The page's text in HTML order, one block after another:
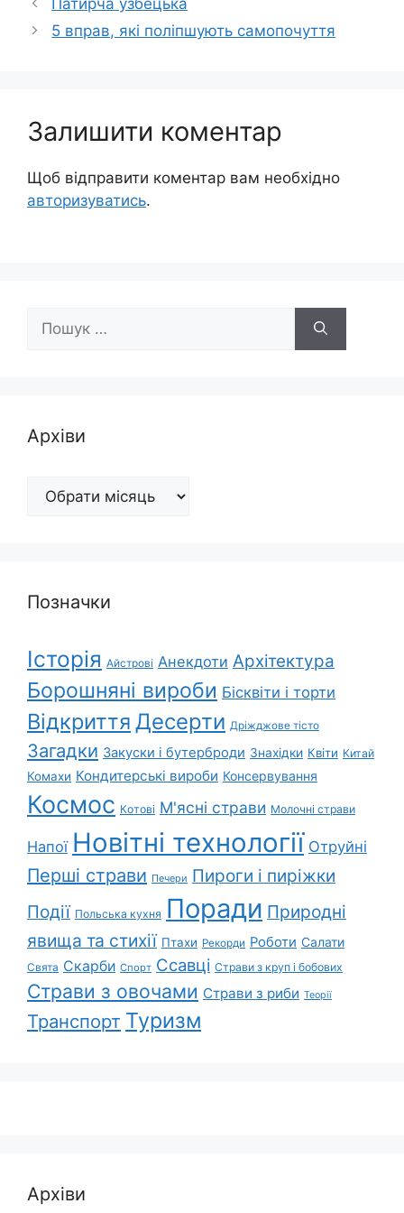
Патирча узбецька
5 вправ, які поліпшують самопочуття
Залишити коментар
Щоб відправити коментар вам необхідно
авторизуватись.
Архіви
Архіви
Позначки
Історія Айстрові Анекдоти Архітектура
Борошняні вироби Бісквіти і торти
Відкриття Десерти Дріжджове тісто
Загадки Закуски і бутерброди Знахідки Квіти Китай
Комахи Кондитерські вироби Консервування
Космос Котові М'ясні страви Молочні страви
Напої Новітні технології Отруйні
Перші страви Печери Пироги і пиріжки
Події Польська кухня Поради Природні
явища та стихії Птахи Рекорди Роботи Салати
Свята Скарби Спорт Ссавці Страви з круп і бобових
Страви з овочами Страви з риби Теорії
Транспорт Туризм
Архіви